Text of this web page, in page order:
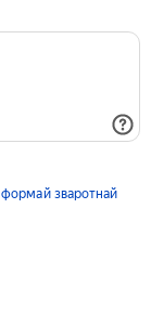
формай зваротнай